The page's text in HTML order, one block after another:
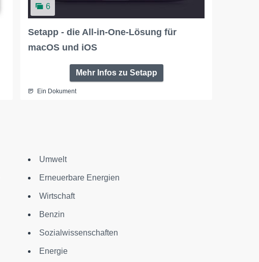
6
Setapp - die All-in-One-Lösung für
macOS und iOS
Mehr Infos zu Setapp
Ein Dokument
Umwelt
Erneuerbare Energien
Wirtschaft
Benzin
Sozialwissenschaften
Energie